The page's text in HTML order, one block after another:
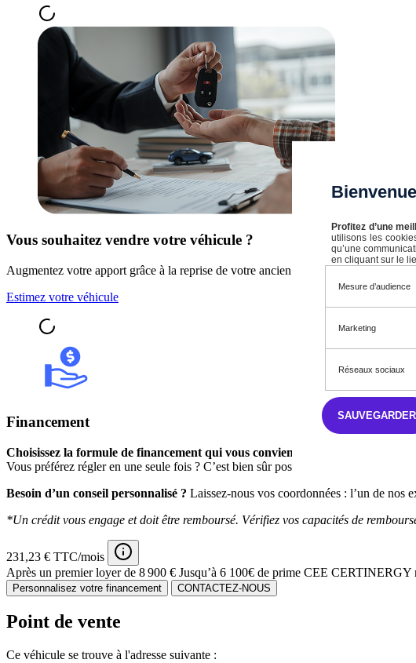
Vous souhaitez vendre votre véhicule ?
Augmentez votre apport grâce à la reprise de votre ancien véhicule auprès d’un
Estimez votre véhicule
Financement
Choisissez la formule de financement qui vous convient,
Vous préférez régler en une seule fois ? C’est bien sûr possible.
Besoin d’un conseil personnalisé ? Laissez-nous vos coordonnées : l’un de nos
*Un crédit vous engage et doit être remboursé. Vérifiez vos capacités de
231,23 € TTC/mois
Après un premier loyer de 8 900 € Jusqu’à 6 100€ de prime CEE CERTINERGY
Personnalisez votre financement CONTACTEZ-NOUS
Point de vente
Ce véhicule se trouve à l'adresse suivante :
Profitez d’une
utilisons les
qu’une
en cliquant sur le
Mesure d’audience
Marketing
Réseaux sociaux
SAUVEGARDER